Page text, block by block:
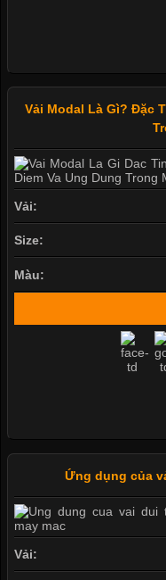
Vải Modal Là Gì? Đặc
Vải:
Size:
Màu:
Ứng dụng của
Vải: